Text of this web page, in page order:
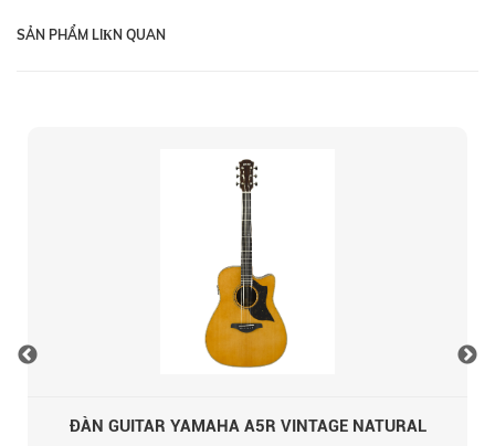
SẢN PHẨM LIКN QUAN
ĐÀN GUITAR YAMAHA A5R VINTAGE NATURAL